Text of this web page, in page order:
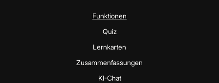
Funktionen
Quiz
Lernkarten
Zusammenfassungen
KI-Chat